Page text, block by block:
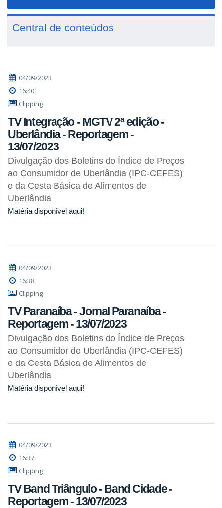
Central de conteúdos
04/09/2023
16:40
Clipping
TV Integração - MGTV 2ª edição -
Uberlândia - Reportagem -
13/07/2023
Divulgação dos Boletins do Índice de Preços
ao Consumidor de Uberlândia (IPC-CEPES)
e da Cesta Básica de Alimentos de
Uberlândia
Matéria disponível aqui!
04/09/2023
16:38
Clipping
TV Paranaíba - Jornal Paranaíba -
Reportagem - 13/07/2023
Divulgação dos Boletins do Índice de Preços
ao Consumidor de Uberlândia (IPC-CEPES)
e da Cesta Básica de Alimentos de
Uberlândia
Matéria disponível aqui!
04/09/2023
16:37
Clipping
TV Band Triângulo - Band Cidade -
Reportagem - 13/07/2023